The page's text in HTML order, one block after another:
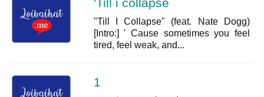
"Till I Collapse" (feat. Nate Dogg)
[Intro:] ' Cause sometimes you feel
tired, feel weak, and...
1